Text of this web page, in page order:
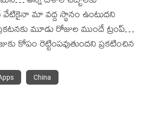
మా వద్ద స్థానం ఉంటుదని
మూడు రోజుల ముందే ట్రంప్…
కోపం రెట్టింపవుతుందని ప్రకటించిన
China